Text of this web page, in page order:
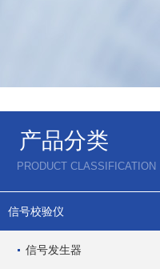
产品分类
PRODUCT CLASSIFICATION
信号校验仪
信号发生器